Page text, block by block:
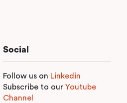
Social
Follow us on Linkedin
Subscribe to our Youtube
Channel